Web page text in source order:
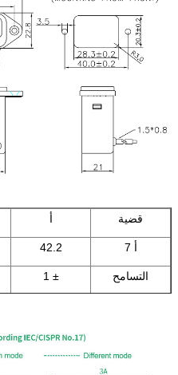
قضية أ
أ 7 42.2
التسامح ± 1